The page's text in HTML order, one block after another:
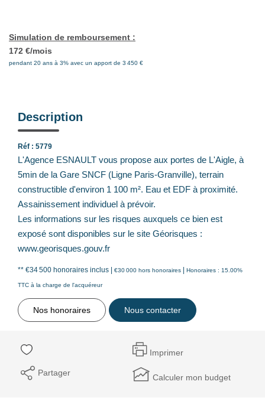
Simulation de remboursement :
172 €/mois
pendant 20 ans à 3% avec un apport de 3 450 €
Description
Réf : 5779
L'Agence ESNAULT vous propose aux portes de L'Aigle, à
5min de la Gare SNCF (Ligne Paris-Granville), terrain
constructible d'environ 1 100 m². Eau et EDF à proximité.
Assainissement individuel à prévoir.
Les informations sur les risques auxquels ce bien est
exposé sont disponibles sur le site Géorisques :
www.georisques.gouv.fr
** €34 500 honoraires inclus | €30 000 hors honoraires | Honoraires : 15.00%
TTC à la charge de l'acquéreur
Nos honoraires Nous contacter
Imprimer
Partager Calculer mon budget